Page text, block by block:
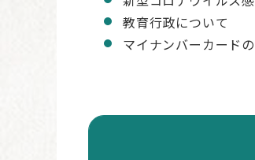
教育行政について
マイナンバーカード